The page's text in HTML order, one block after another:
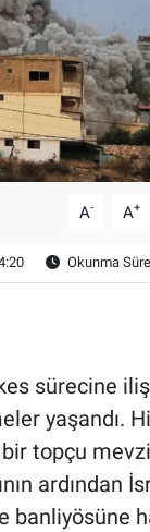
A- A+
Okunma
sürecine
yaşandı.
topçu
ardından
banliyösüne